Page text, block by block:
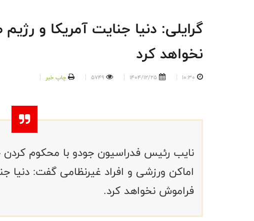
گرایلی: دنیا جنایت آمریکا و‌
نخواهد کرد
10:30
1404/12/25
5749 چاپ خبر
نایب رئیس فدراسیون جودو با محکوم
اماکن ورزشی و‌ افراد غیرنظامی گفت: دنیا
فراموش نخواهد کرد.